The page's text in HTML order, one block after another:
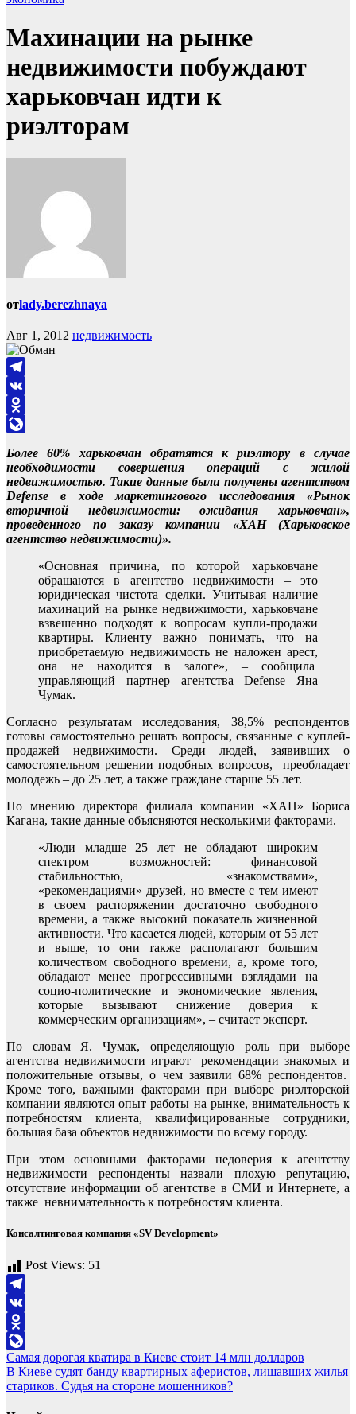
Махинации на рынке
недвижимости побуждают
харьковчан идти к
риэлторам
отlady.berezhnaya
Авг 1, 2012 недвижимость
Telegram
VK
Odnoklassniki
Более 60% харьковчан обратятся к риэлтору в случае
необходимости совершения операций с жилой
недвижимостью. Такие данные были получены агентством
Defense в ходе маркетингового исследования «Рынок
вторичной недвижимости: ожидания харьковчан»,
проведенного по заказу компании «ХАН (Харьковское
агентство недвижимости)».
«Основная причина, по которой харьковчане
обращаются в агентство недвижимости – это
юридическая чистота сделки. Учитывая наличие
махинаций на рынке недвижимости, харьковчане
взвешенно подходят к вопросам купли-продажи
квартиры. Клиенту важно понимать, что на
приобретаемую недвижимость не наложен арест,
она не находится в залоге», – сообщила
управляющий партнер агентства Defense Яна
Чумак.
Согласно результатам исследования, 38,5% респондентов
готовы самостоятельно решать вопросы, связанные с куплей-
продажей недвижимости. Среди людей, заявивших о
самостоятельном решении подобных вопросов, преобладает
молодежь – до 25 лет, а также граждане старше 55 лет.
По мнению директора филиала компании «ХАН» Бориса
Кагана, такие данные объясняются несколькими факторами.
«Люди младше 25 лет не обладают широким
спектром возможностей: финансовой
стабильностью, «знакомствами»,
«рекомендациями» друзей, но вместе с тем имеют
в своем распоряжении достаточно свободного
времени, а также высокий показатель жизненной
активности. Что касается людей, которым от 55 лет
и выше, то они также располагают большим
количеством свободного времени, а, кроме того,
обладают менее прогрессивными взглядами на
социо-политические и экономические явления,
которые вызывают снижение доверия к
коммерческим организациям», – считает эксперт.
По словам Я. Чумак, определяющую роль при выборе
агентства недвижимости играют рекомендации знакомых и
положительные отзывы, о чем заявили 68% респондентов.
Кроме того, важными факторами при выборе риэлторской
компании являются опыт работы на рынке, внимательность к
потребностям клиента, квалифицированные сотрудники,
большая база объектов недвижимости по всему городу.
При этом основными факторами недоверия к агентству
недвижимости респонденты назвали плохую репутацию,
отсутствие информации об агентстве в СМИ и Интернете, а
также невнимательность к потребностям клиентa.
Консалтинговая компания «SV Development»
Post Views: 51
Telegram
VK
Odnoklassniki
LiveJournal
Навигация
по
Самая дорогая кватира в Киеве стоит 14 млн долларов
В Киеве судят банду квартирных аферистов, лишавших жилья
стариков. Судья на стороне мошенников?